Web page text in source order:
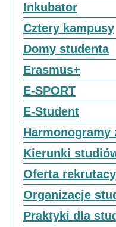
Inkubator
Cztery kampusy
Domy studenta
Erasmus+
E-SPORT
E-Student
Harmonogramy
Kierunki
Oferta
Organizacje
Praktyki dla